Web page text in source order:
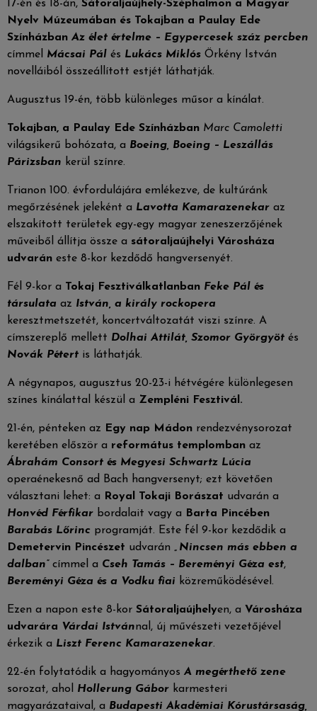
17-én és 18-án, Sátoraljaújhely-Széphalmon a Magyar
Nyelv Múzeumában és Tokajban a Paulay Ede
Színházban Az élet értelme – Egypercesek száz percben
címmel Mácsai Pál és Lukács Miklós Örkény István
novelláiból összeállított estjét láthatják.
Augusztus 19-én, több különleges műsor a kínálat.
Tokajban, a Paulay Ede Színházban Marc Camoletti
világsikerű bohózata, a Boeing, Boeing – Leszállás
Párizsban kerül színre.
Trianon 100. évfordulájára emlékezve, de kultúránk
megőrzésének jeleként a Lavotta Kamarazenekar az
elszakított területek egy-egy magyar zeneszerzőjének
műveiből állítja össze a sátoraljaújhelyi Városháza
udvarán este 8-kor kezdődő hangversenyét.
Fél 9-kor a Tokaj Fesztiválkatlanban Feke Pál és
társulata az István, a király rockopera
keresztmetszetét, koncertváltozatát viszi színre. A
címszereplő mellett Dolhai Attilát, Szomor Györgyöt és
Novák Pétert is láthatják.
A négynapos, augusztus 20-23-i hétvégére különlegesen
színes kínálattal készül a Zempléni Fesztivál.
21-én, pénteken az Egy nap Mádon rendezvénysorozat
keretében először a református templomban az
Ábrahám Consort és Megyesi Schwartz Lúcia
operaénekesnő ad Bach hangversenyt; ezt követően
választani lehet: a
Royal Tokaji Borászat udvarán a
Honvéd Férfikar bordalait vagy a
Barta Pincében
Barabás Lőrinc programját. Este fél 9-kor kezdődik a
Demetervin Pincészet udvarán „Nincsen más ebben a
dalban”címmel a Cseh Tamás – Bereményi Géza est,
Bereményi Géza és a Vodku fiai közreműködésével.
Ezen a napon este 8-kor Sátoraljaújhelyen, a Városháza
udvarára Várdai Istvánnal, új művészeti vezetőjével
érkezik a Liszt Ferenc Kamarazenekar.
22-én folytatódik a hagyományos A megérthető zene
sorozat, ahol Hollerung Gábor karmesteri
magyarázataival, a Budapesti Akadémiai Kórustársaság,